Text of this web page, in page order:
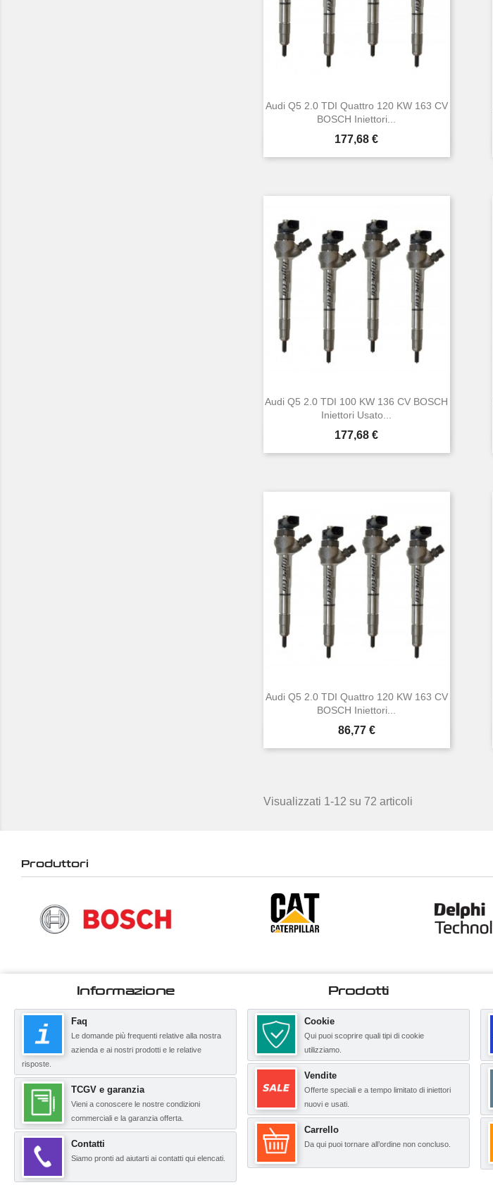
Audi Q5 2.0 TDI Quattro 120 KW 163 CV
BOSCH Iniettori...
Prezzo
177,68 €
Anteprima
Audi Q5 2.0 TDI 100 KW 136 CV BOSCH
Iniettori Usato...
Prezzo
177,68 €
 Anteprima
Audi Q5 2.0 TDI Quattro 120 KW 163 CV
BOSCH Iniettori...
Prezzo
86,77 €
Anteprima
Visualizzati 1-12 su 72 articoli
Produttori
Informazione
Faq
Le domande più frequenti relative alla nostra
azienda e ai nostri prodotti e le relative
risposte.
TCGV e garanzia
Vieni a conoscere le nostre condizioni
commerciali e la garanzia offerta.
Contatti
Siamo pronti ad aiutarti ai contatti qui elencati.
Prodotti
Cookie
Qui puoi scoprire quali tipi di cookie
utilizziamo.
Vendite
Offerte speciali e a tempo limitato di iniettori
nuovi e usati.
Carrello
Da qui puoi tornare all’ordine non concluso.